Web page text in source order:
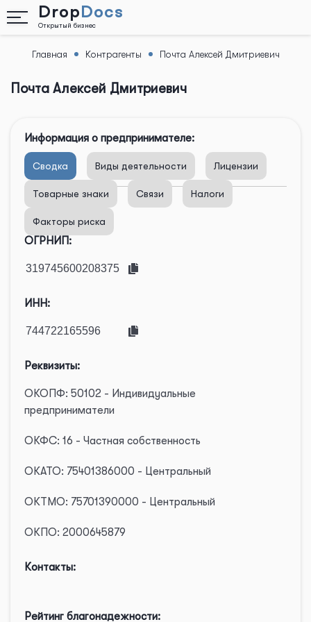
DropDocs
Открытый бизнес
Назад
Главная Контрагенты Почта Алексей Дмитриевич
Почта Алексей Дмитриевич
Информация о предпринимателе:
Сводка Виды деятельности Лицензии
Товарные знаки Связи Налоги
Факторы риска
ОГРНИП:
ИНН:
Реквизиты:
ОКОПФ: 50102 - Индивидуальные
предприниматели
ОКФС: 16 - Частная собственность
ОКАТО: 75401386000 - Центральный
ОКТМО: 75701390000 - Центральный
ОКПО: 2000645879
Контакты:
Рейтинг благонадежности: